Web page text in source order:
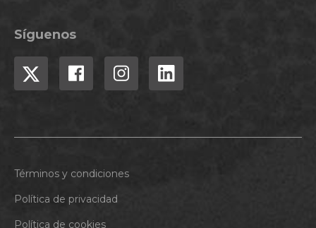
Síguenos
Términos y condiciones
Política de privacidad
Política de cookies